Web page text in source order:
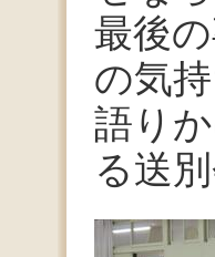
最後
の気
語り
る送